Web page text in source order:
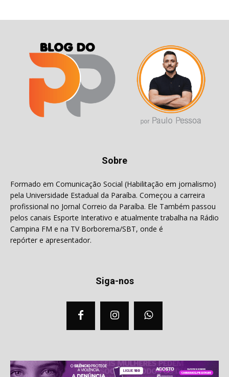
Sobre
Formado em Comunicação Social (Habilitação em jornalismo)
pela Universidade Estadual da Paraíba. Começou a carreira
profissional no Jornal Correio da Paraíba. Ele Também passou
pelos canais Esporte Interativo e atualmente trabalha na Rádio
Campina FM e na TV Borborema/SBT, onde é
repórter e apresentador.
Siga-nos